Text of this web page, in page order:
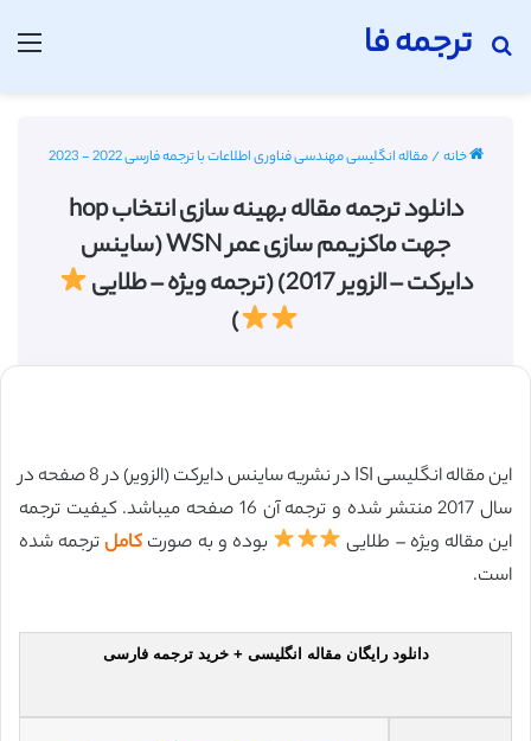
ترجمه فا
جستجو برای
خانه/مقاله انگلیسی مهندسی فناوری اطلاعات با ترجمه فارسی 2022 - 2023
دانلود ترجمه مقاله بهینه سازی انتخاب hop
جهت ماکزیمم سازی عمر WSN (ساینس
دایرکت – الزویر 2017) (ترجمه ویژه – طلایی
)
این مقاله انگلیسی ISI در نشریه ساینس دایرکت (الزویر) در 8 صفحه در
سال 2017 منتشر شده و ترجمه آن 16 صفحه میباشد. کیفیت ترجمه
این مقاله ویژه – طلایی
بوده و به صورت کاملترجمه شده
است.
دانلود رایگان مقاله انگلیسی + خرید ترجمه فارسی